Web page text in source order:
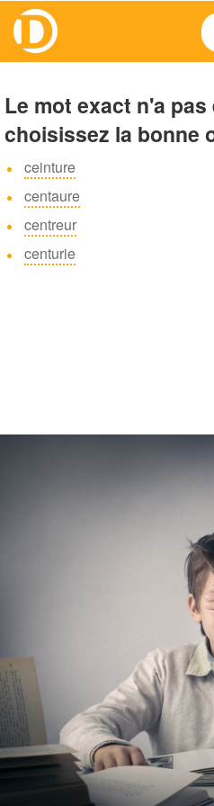
Le mot exact n'a
choisissez la bonne
ceinture
centaure
centreur
centurie